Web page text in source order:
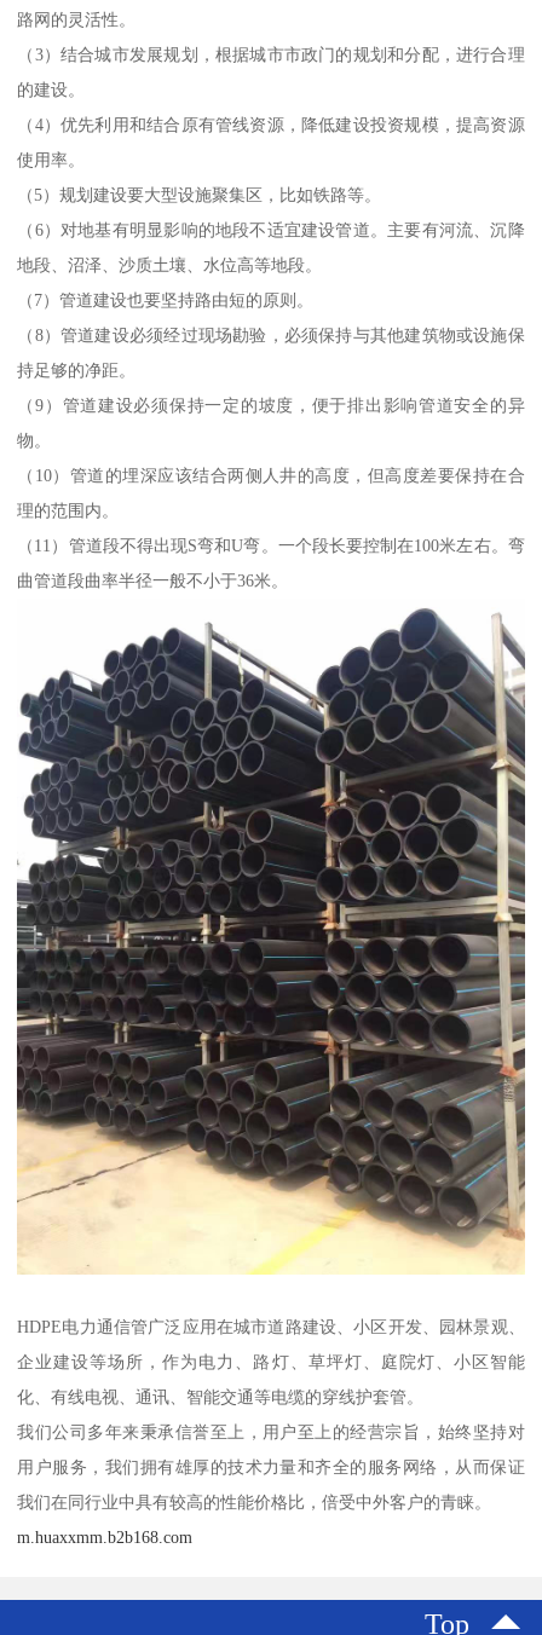
路网的灵活性。
（3）结合城市发展规划，根据城市市政门的规划和分配，进行合理
的建设。
（4）优先利用和结合原有管线资源，降低建设投资规模，提高资源
使用率。
（5）规划建设要大型设施聚集区，比如铁路等。
（6）对地基有明显影响的地段不适宜建设管道。主要有河流、沉降
地段、沼泽、沙质土壤、水位高等地段。
（7）管道建设也要坚持路由短的原则。
（8）管道建设必须经过现场勘验，必须保持与其他建筑物或设施保
持足够的净距。
（9）管道建设必须保持一定的坡度，便于排出影响管道安全的异
物。
（10）管道的埋深应该结合两侧人井的高度，但高度差要保持在合
理的范围内。
（11）管道段不得出现S弯和U弯。一个段长要控制在100米左右。弯
曲管道段曲率半径一般不小于36米。
HDPE电力通信管广泛应用在城市道路建设、小区开发、园林景观、
企业建设等场所，作为电力、路灯、草坪灯、庭院灯、小区智能
化、有线电视、通讯、智能交通等电缆的穿线护套管。
我们公司多年来秉承信誉至上，用户至上的经营宗旨，始终坚持对
用户服务，我们拥有雄厚的技术力量和齐全的服务网络，从而保证
我们在同行业中具有较高的性能价格比，倍受中外客户的青睐。
m.huaxxmm.b2b168.com
Top